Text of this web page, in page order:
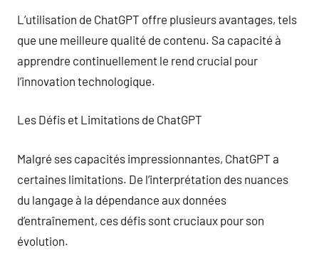
L’utilisation de ChatGPT offre plusieurs avantages, tels
que une meilleure qualité de contenu. Sa capacité à
apprendre continuellement le rend crucial pour
l’innovation technologique.
Les Défis et Limitations de ChatGPT
Malgré ses capacités impressionnantes, ChatGPT a
certaines limitations. De l’interprétation des nuances
du langage à la dépendance aux données
d’entraînement, ces défis sont cruciaux pour son
évolution.